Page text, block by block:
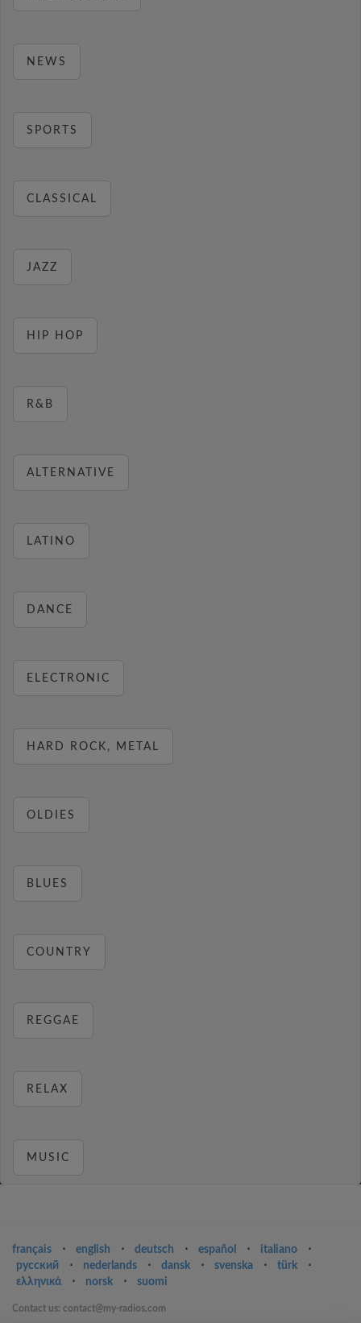
NEWS
SPORTS
CLASSICAL
JAZZ
HIP HOP
R&B
ALTERNATIVE
LATINO
DANCE
ELECTRONIC
HARD ROCK, METAL
OLDIES
BLUES
COUNTRY
REGGAE
RELAX
MUSIC
français ⋅ english ⋅ deutsch ⋅ español ⋅ italiano
⋅
русский
⋅ nederlands ⋅ dansk ⋅ svenska ⋅ türk
⋅
ελληνικά
⋅ norsk ⋅ suomi
Contact us: contact@my-radios.com